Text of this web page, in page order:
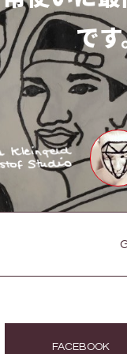
です
FACEBOOK